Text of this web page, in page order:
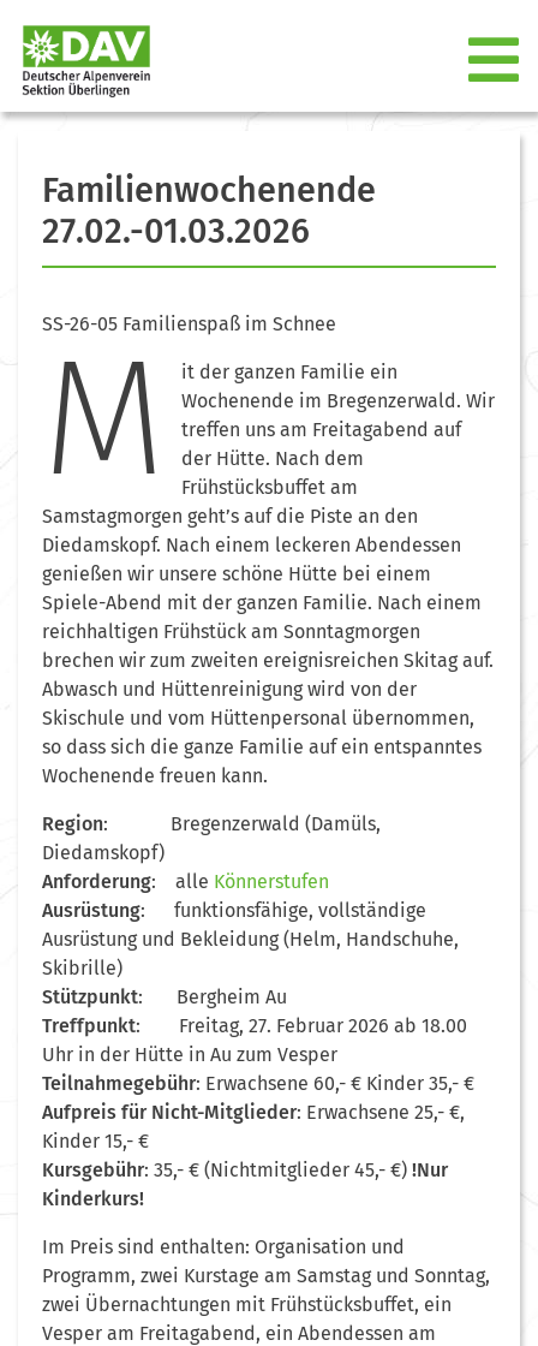
Familienwochenende
27.02.-01.03.2026
SS-26-05 Familienspaß im Schnee
M
it der ganzen Familie ein
Wochenende im Bregenzerwald. Wir
treffen uns am Freitagabend auf
der Hütte. Nach dem
Frühstücksbuffet am
Samstagmorgen geht’s auf die Piste an den
Diedamskopf. Nach einem leckeren Abendessen
genießen wir unsere schöne Hütte bei einem
Spiele-Abend mit der ganzen Familie. Nach einem
reichhaltigen Frühstück am Sonntagmorgen
brechen wir zum zweiten ereignisreichen Skitag auf.
Abwasch und Hüttenreinigung wird von der
Skischule und vom Hüttenpersonal übernommen,
so dass sich die ganze Familie auf ein entspanntes
Wochenende freuen kann.
Region: Bregenzerwald (Damüls,
Diedamskopf)
Anforderung: alle Könnerstufen
Ausrüstung: funktionsfähige, vollständige
Ausrüstung und Bekleidung (Helm, Handschuhe,
Skibrille)
Stützpunkt: Bergheim Au
Treffpunkt: Freitag, 27. Februar 2026 ab 18.00
Uhr in der Hütte in Au zum Vesper
Teilnahmegebühr: Erwachsene 60,- € Kinder 35,- €
Aufpreis für Nicht-Mitglieder: Erwachsene 25,- €,
Kinder 15,- €
Kursgebühr: 35,- € (Nichtmitglieder 45,- €) !Nur
Kinderkurs!
Im Preis sind enthalten: Organisation und
Programm, zwei Kurstage am Samstag und Sonntag,
zwei Übernachtungen mit Frühstücksbuffet, ein
Vesper am Freitagabend, ein Abendessen am